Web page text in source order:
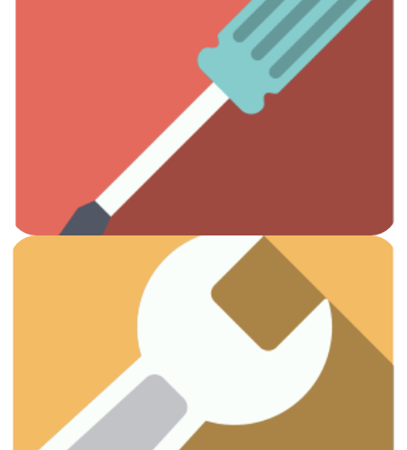
Otros
Todas las herramientas que necesitas.
Ver artículos
Fontanería
¡Vamos a arreglar esas fugas!
Ver artículos